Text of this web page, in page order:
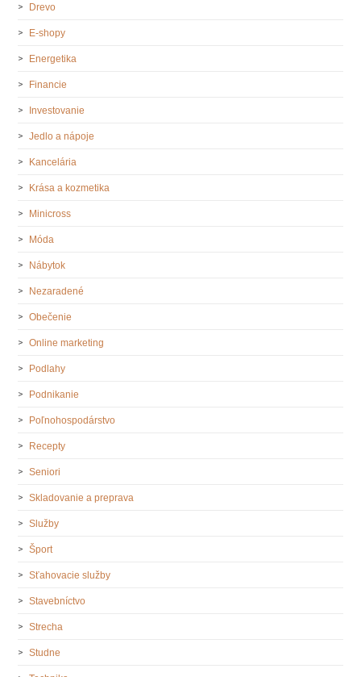
Drevo
E-shopy
Energetika
Financie
Investovanie
Jedlo a nápoje
Kancelária
Krása a kozmetika
Minicross
Móda
Nábytok
Nezaradené
Obečenie
Online marketing
Podlahy
Podnikanie
Poľnohospodárstvo
Recepty
Seniori
Skladovanie a preprava
Služby
Šport
Sťahovacie služby
Stavebníctvo
Strecha
Studne